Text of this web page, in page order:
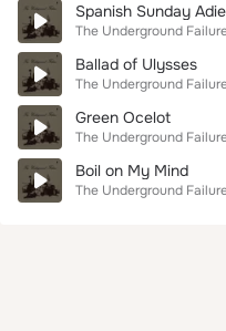
Spanish Sunday
The Underground
Ballad of Ulysses
The Underground
Green Ocelot
The Underground
Boil on My Mind
The Underground